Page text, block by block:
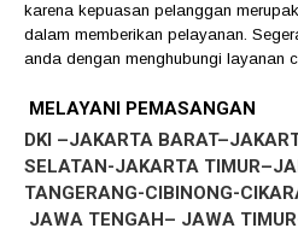
karena kepuasan pelanggan
dalam memberikan pelayanan.
anda dengan menghubungi layanan
MELAYANI PEMASANGAN
DKI –JAKARTA
SELATAN-JAKARTA
TANGERANG-CIBINONG-
JAWA TENGAH– JAWA